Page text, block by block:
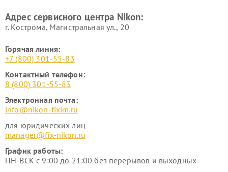
Адрес сервисного центра Nikon:
г. Кострома, Магистральная ул., 20
Горячая линия:
+7 (800) 301-55-83
Контактный телефон:
8 (800) 301-55-83
Электронная почта:
info@nikon-fixim.ru
для юридических лиц
manager@fix-nikon.ru
График работы:
ПН-ВСК с 9:00 до 21:00 без перерывов и выходных